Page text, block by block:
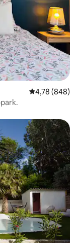
5 üzerinden
4,78 (848)
arasında